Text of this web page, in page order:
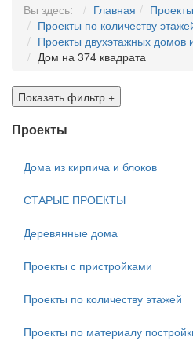
Вы здесь: Главная
Проекты по количеству
Проекты двухэтажных домов
Дом на 374 квадрата
Показать фильтр +
Проекты
Дома из кирпича и блоков
СТАРЫЕ ПРОЕКТЫ
Деревянные дома
Проекты с пристройками
Проекты по количеству этажей
Проекты по материалу